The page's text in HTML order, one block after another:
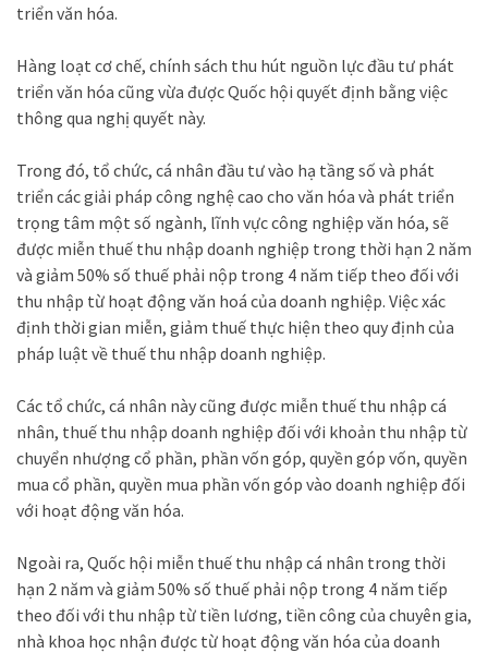
triển văn hóa.
Hàng loạt cơ chế, chính sách thu hút nguồn lực đầu tư phát
triển văn hóa cũng vừa được Quốc hội quyết định bằng việc
thông qua nghị quyết này.
Trong đó, tổ chức, cá nhân đầu tư vào hạ tầng số và phát
triển các giải pháp công nghệ cao cho văn hóa và phát triển
trọng tâm một số ngành, lĩnh vực công nghiệp văn hóa, sẽ
được miễn thuế thu nhập doanh nghiệp trong thời hạn 2 năm
và giảm 50% số thuế phải nộp trong 4 năm tiếp theo đối với
thu nhập từ hoạt động văn hoá của doanh nghiệp. Việc xác
định thời gian miễn, giảm thuế thực hiện theo quy định của
pháp luật về thuế thu nhập doanh nghiệp.
Các tổ chức, cá nhân này cũng được miễn thuế thu nhập cá
nhân, thuế thu nhập doanh nghiệp đối với khoản thu nhập từ
chuyển nhượng cổ phần, phần vốn góp, quyền góp vốn, quyền
mua cổ phần, quyền mua phần vốn góp vào doanh nghiệp đối
với hoạt động văn hóa.
Ngoài ra, Quốc hội miễn thuế thu nhập cá nhân trong thời
hạn 2 năm và giảm 50% số thuế phải nộp trong 4 năm tiếp
theo đối với thu nhập từ tiền lương, tiền công của chuyên gia,
nhà khoa học nhận được từ hoạt động văn hóa của doanh